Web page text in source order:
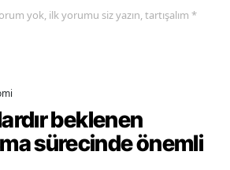
yok, ilk yorumu siz yazın, tartışalım *
beklenen
sürecinde önemli